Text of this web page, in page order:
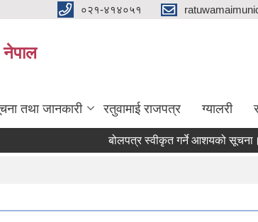
०२१-४१४०५१
नेपाल
तथा जानकारी रतुवामाई राजपत्र ग्यालरी
बोलपत्र स्वीकृत गर्ने आशयको सूचना।